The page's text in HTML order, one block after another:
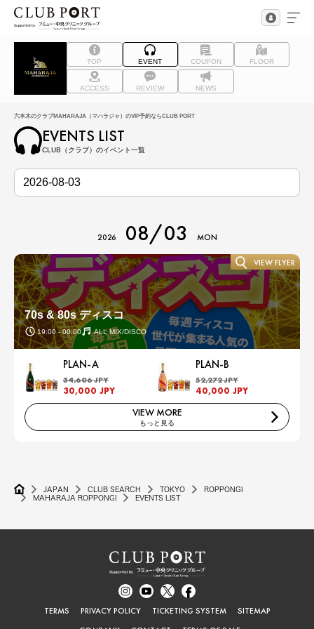
TOP EVENT COUPON FLOOR
ACCESS REVIEW NEWS
六本木のクラブMAHARAJA（マハラジャ）のVIP予約ならCLUB PORT
EVENTS LIST
CLUB（クラブ）のイベント一覧
2026 08/03 MON
70s & 80s ディスコ
19:00 - 00:00 ALL MIX/DISCO
VIEW FLYER
PLAN-A
34,606 JPY
30,000 JPY
PLAN-B
52,272 JPY
40,000 JPY
VIEW MORE
もっと見る
JAPAN CLUB SEARCH TOKYO
ROPPONGI
MAHARAJA ROPPONGI
EVENTS LIST
TERMS PRIVACY POLICY TICKETING SYSTEM
SITEMAP